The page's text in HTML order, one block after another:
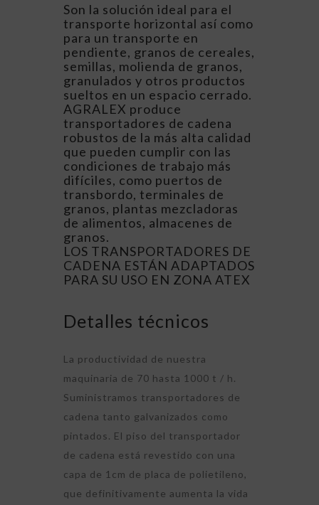
Son la solución ideal para el
transporte horizontal así como
para un transporte en
pendiente, granos de cereales,
semillas, molienda de granos,
granulados y otros productos
sueltos en un espacio cerrado.
AGRALEX produce
transportadores de cadena
robustos de la más alta calidad
que pueden cumplir con las
condiciones de trabajo más
difíciles, como puertos de
transbordo, terminales de
granos, plantas mezcladoras
de alimentos, almacenes de
granos.
LOS TRANSPORTADORES DE
CADENA ESTÁN ADAPTADOS
PARA SU USO EN ZONA ATEX
Detalles técnicos
La productividad de nuestra
maquinaria de 70 hasta 1000 t / h.
Suministramos transportadores de
cadena tanto galvanizados como
pintados. El piso del transportador
de cadena está revestido con una
capa de 1cm de placa de polietileno,
que definitivamente aumenta la vida